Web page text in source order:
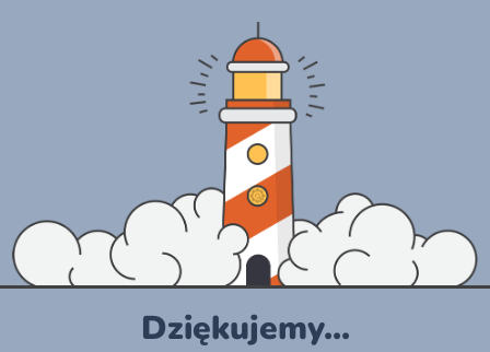
Dziękujemy...